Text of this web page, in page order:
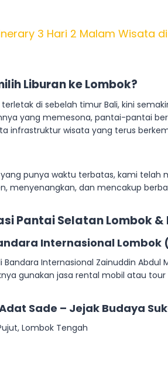
3 Hari 2 Malam Wisata
Liburan ke Lombok?
di sebelah timur Bali, kini
yang memesona, pantai-pantai
infrastruktur wisata yang terus
punya waktu terbatas, kami telah
menyenangkan, dan mencakup
Pantai Selatan Lombok
Internasional Lombok
Internasional Zainuddin Abdul
gunakan jasa rental mobil atau
Sade – Jejak Budaya
Lombok Tengah